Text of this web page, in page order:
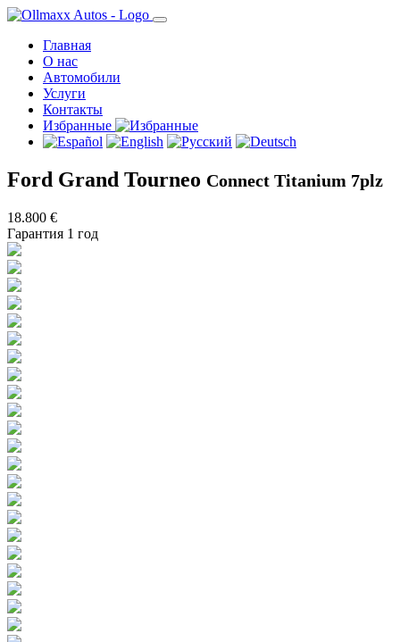
Главная
О нас
Автомобили
Услуги
Контакты
Избранные
Ford Grand Tourneo Connect Titanium 7plz
18.800 €
Гарантия 1 год